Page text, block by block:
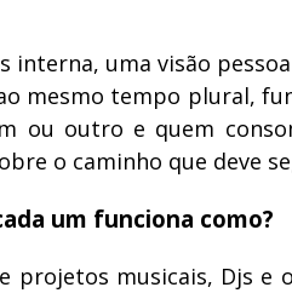
interna, uma visão
mesmo tempo plural,
ou outro e quem
o caminho que deve
um funciona como?
projetos musicais, Djs e